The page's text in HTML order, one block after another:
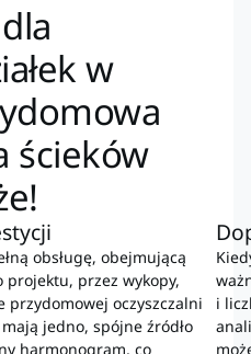
w
ścieków
obsługę, obejmującą
projektu, przez wykopy,
oczyszczalni
jedno, spójne źródło
harmonogram, co
i